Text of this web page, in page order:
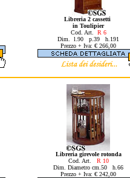
Libreria 2 cassetti
in Toulipier
Cod. Art.
R 6
Dim. l.90 p.39 h.191
Prezzo + Iva: € 266,00
Libreria girevole rotonda
Cod. Art.
R 10
Dim. Diametro cm.50 h.66
Prezzo + Iva: € 242,00